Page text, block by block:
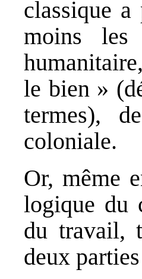
classique
moins
le bien »
termes),
coloniale.
Or, même
logique du
du travail,
deux